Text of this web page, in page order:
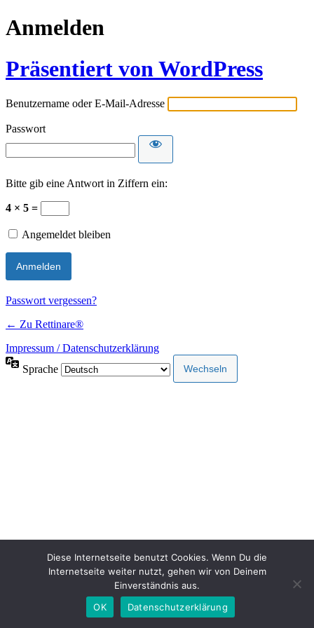
Anmelden
Präsentiert von WordPress
Benutzername oder E-Mail-Adresse
Passwort
Bitte gib eine Antwort in Ziffern ein:
4 × 5 =
Angemeldet bleiben
Passwort vergessen?
← Zu Rettinare®
Impressum / Datenschutzerklärung
Sprache
Diese Internetseite benutzt Cookies. Wenn Du die
Internetseite weiter nutzt, gehen wir von Deinem
Einverständnis aus.
OK
Datenschutzerklärung